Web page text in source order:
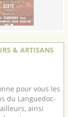
& ARTISANS
pour vous les
du Languedoc-
ainsi